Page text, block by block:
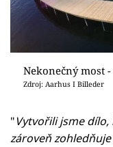
Nekonečný most
Zdroj: Aarhus I Billeder
"Vytvořili jsme
zároveň